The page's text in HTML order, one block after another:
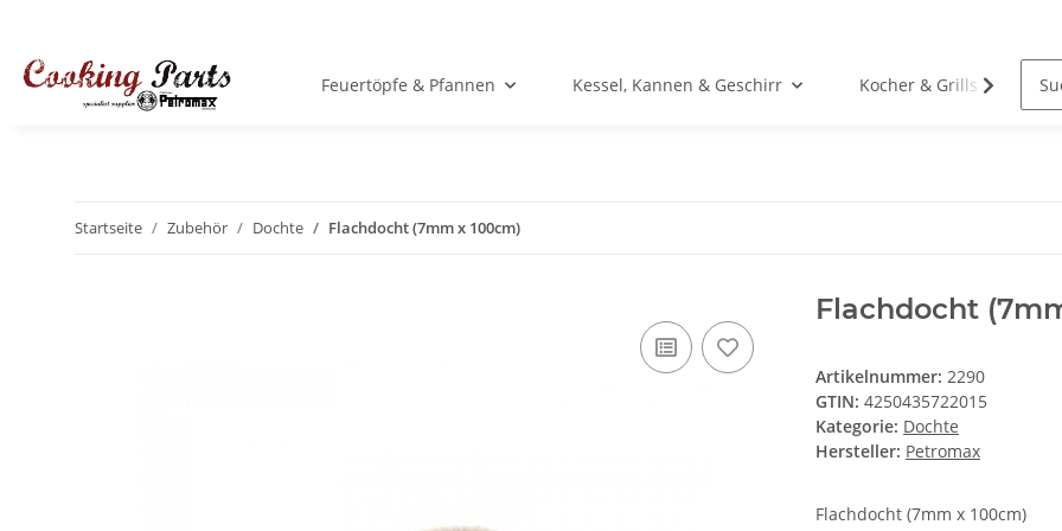
Feuertöpfe & Pfannen Kessel, Kannen & Geschirr Kocher & Grills
Startseite Zubehör Dochte Flachdocht (7mm x 100cm)
Flachdocht
Artikelnummer: 2290
GTIN: 4250435722015
Kategorie: Dochte
Hersteller: Petromax
Flachdocht (7mm x 100cm)